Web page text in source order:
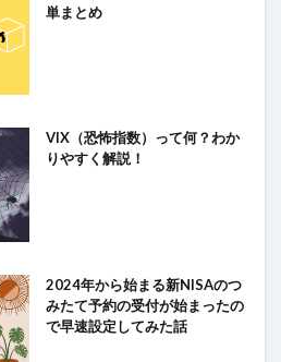
単まとめ
VIX（恐怖指数）って何？わか
りやすく解説！
2024年から始まる新NISAのつ
みたて予約の受付が始まったの
で早速設定してみた話